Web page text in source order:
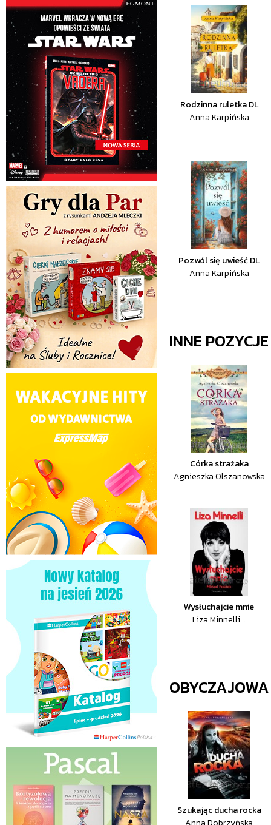
Rodzinna ruletka DL
Anna Karpińska
Pozwól się uwieść DL
Anna Karpińska
INNE
Córka strażaka
Agnieszka Olszanowska
Wysłuchajcie mnie
Liza Minnelli...
OBYCZAJOWA
Szukając ducha rocka